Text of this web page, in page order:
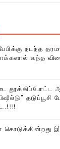
பேபிக்கு நடந்த
வந்த
தூக்கிப்போட்ட
கொடுக்கின்றது